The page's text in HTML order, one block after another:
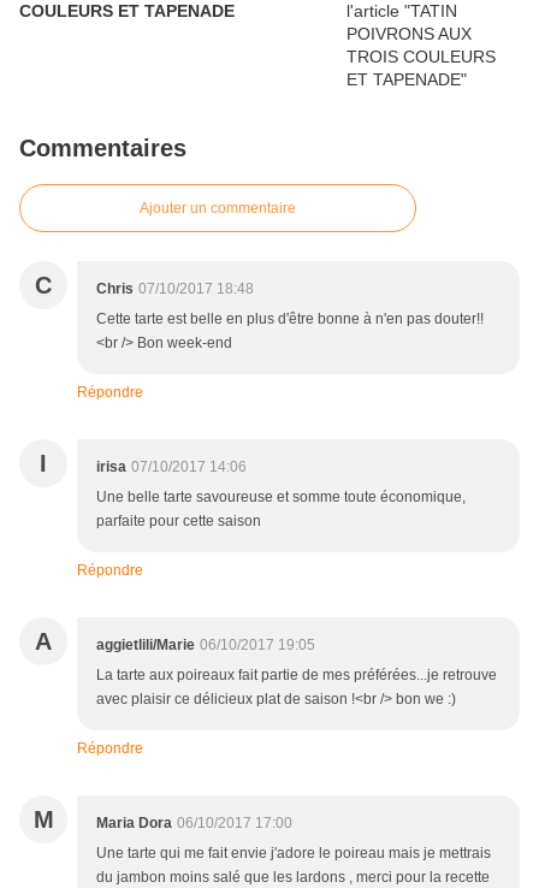
COULEURS ET TAPENADE
Commentaires
Ajouter un commentaire
C Chris 07/10/2017 18:48
Cette tarte est belle en plus d'être bonne à n'en pas douter!!
<br /> Bon week-end
Répondre
I irisa 07/10/2017 14:06
Une belle tarte savoureuse et somme toute économique,
parfaite pour cette saison
Répondre
A aggietlili/Marie 06/10/2017 19:05
La tarte aux poireaux fait partie de mes préférées...je retrouve
avec plaisir ce délicieux plat de saison !<br /> bon we :)
Répondre
M Maria Dora 06/10/2017 17:00
Une tarte qui me fait envie j'adore le poireau mais je mettrais
du jambon moins salé que les lardons , merci pour la recette